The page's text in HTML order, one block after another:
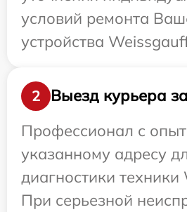
условий ремонта
устройства
2
Выезд курьера
Профессионал с
указанному адресу
диагностики техники
При серьезной